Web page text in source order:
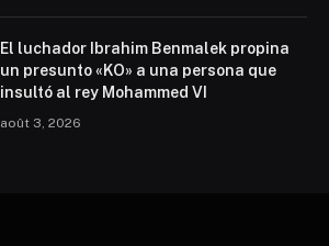
El luchador Ibrahim Benmalek propina
un presunto «KO» a una persona que
insultó al rey Mohammed VI
août 3, 2026